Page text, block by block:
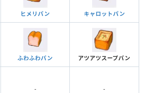
ヒメリパン キャロットパン
ふわふわパン アツアツスープパン
- -